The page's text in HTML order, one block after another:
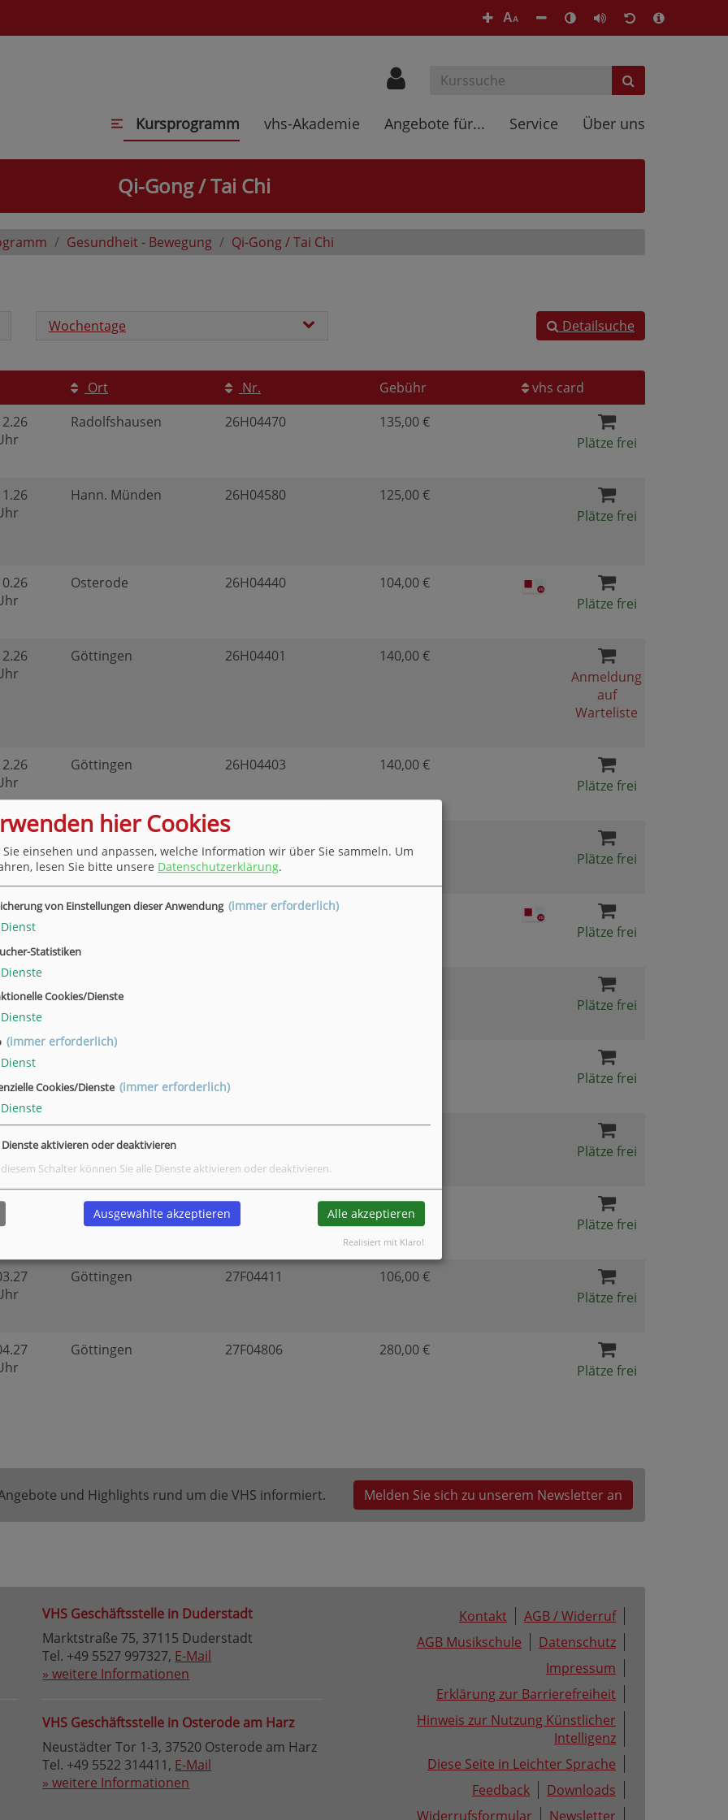
AA
Kursprogramm vhs-Akademie Angebote für... Service Über uns
Qi-Gong / Tai Chi
Gesundheit - Bewegung Qi-Gong / Tai Chi
Wochentage Detailsuche
Ort Nr. Gebühr
vhs card
Radolfshausen 26H04470
135,00 €
Plätze frei
Hann. Münden 26H04580
125,00 €
Plätze frei
Osterode 26H04440
104,00 €
Plätze frei
Göttingen 26H04401
140,00 €
Anmeldung
auf
Warteliste
Göttingen 26H04403
140,00 €
Plätze frei
Göttingen 26H04405
Plätze frei
Göttingen 26H04410
Plätze frei
Plätze frei
Plätze frei
Göttingen 27F04403
106,00 €
Plätze frei
Göttingen 27F04405
106,00 €
Plätze frei
Göttingen 27F04411
106,00 €
Plätze frei
Göttingen 27F04806
280,00 €
Plätze frei
und Highlights rund um die VHS informiert. Melden Sie sich zu unserem Newsletter an
VHS Geschäftsstelle in Duderstadt
Marktstraße 75, 37115 Duderstadt
Tel. +49 5527 997327, E-Mail
» weitere Informationen
VHS Geschäftsstelle in Osterode am Harz
Neustädter Tor 1-3, 37520 Osterode am Harz
Tel. +49 5522 314411, E-Mail
» weitere Informationen
Kontakt
AGB / Widerruf
AGB Musikschule
Datenschutz
Impressum
Erklärung zur Barrierefreiheit
Hinweis zur Nutzung Künstlicher
Intelligenz
Diese Seite in Leichter Sprache
Feedback
Downloads
Widerrufsformular
Newsletter
hier Cookies
einsehen und anpassen, welche Information wir über Sie sammeln. Um
lesen Sie bitte unsere Datenschutzerklärung.
von Einstellungen dieser Anwendung (immer erforderlich)
Dienst
Statistiken
Dienste
Cookies/Dienste
Dienste
(immer erforderlich)
Dienst
Cookies/Dienste (immer erforderlich)
Dienste
Dienste aktivieren oder deaktivieren
Schalter können Sie alle Dienste aktivieren oder deaktivieren.
Ausgewählte akzeptieren Alle akzeptieren
Realisiert mit Klaro!